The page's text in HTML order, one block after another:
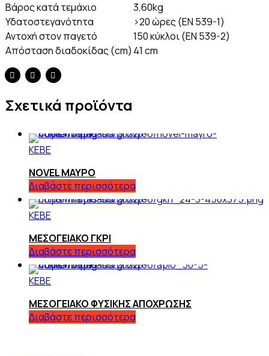
Βάρος κατά τεμάχιο
3,60kg
Υδατοστεγανότητα
>20 ώρες (EN 539-1)
Αντοχή στον παγετό
150 κύκλοι (EN 539-2)
Απόσταση διαδοκίδας (cm) 41 cm
Σχετικά προϊόντα
ΚΕΒΕ
NOVEL ΜΑΥΡΟ
Διαβάστε περισσότερα
ΚΕΒΕ
ΜΕΣΟΓΕΙΑΚΟ ΓΚΡΙ
Διαβάστε περισσότερα
ΚΕΒΕ
ΜΕΣΟΓΕΙΑΚΟ ΦΥΣΙΚΗΣ ΑΠΟΧΡΩΣΗΣ
Διαβάστε περισσότερα